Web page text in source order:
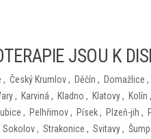
JSOU K
, Český Krumlov, Děčín , Domažlice ,
, Karviná , Kladno , Klatovy, Kolín ,
, Pelhřimov, Písek, Plzeň-jih ,
Sokolov, Strakonice , Svitavy,